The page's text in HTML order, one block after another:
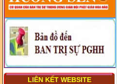
LIÊN KẾT WEBSITE